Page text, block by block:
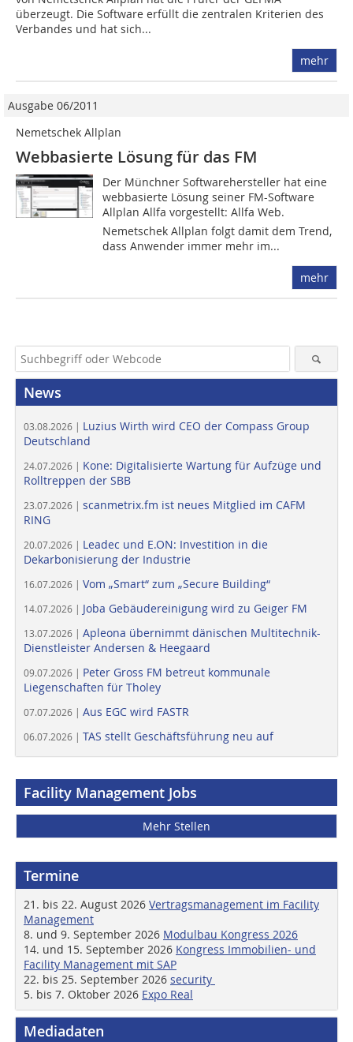
überzeugt. Die Software ­erfüllt die zentralen Kriterien des
Verbandes und hat sich...
mehr
Ausgabe 06/2011
Nemetschek Allplan
Webbasierte Lösung für das FM
Der Münchner Softwarehersteller hat ­eine
webbasierte Lösung seiner FM-Software
Allplan Allfa vorgestellt: Allfa Web.
Nemetschek Allplan folgt damit dem Trend,
dass Anwender immer mehr im...
mehr
News
03.08.2026 | Luzius Wirth wird CEO der Compass Group
Deutschland
24.07.2026 | Kone: Digitalisierte Wartung für Aufzüge und
Rolltreppen der SBB
23.07.2026 | scanmetrix.fm ist neues Mitglied im CAFM
RING
20.07.2026 | Leadec und E.ON: Investition in die
Dekarbonisierung der Industrie
16.07.2026 | Vom „Smart“ zum „Secure Building“
14.07.2026 | Joba Gebäudereinigung wird zu Geiger FM
13.07.2026 | Apleona übernimmt dänischen Multitechnik-
Dienstleister Andersen & Heegaard
09.07.2026 | Peter Gross FM betreut kommunale
Liegenschaften für Tholey
07.07.2026 | Aus EGC wird FASTR
06.07.2026 | TAS stellt Geschäftsführung neu auf
Facility Management Jobs
Mehr Stellen
Termine
21. bis 22. August 2026 Vertragsmanagement im Facility
Management
8. und 9. September 2026 Modulbau Kongress 2026
14. und 15. September 2026 Kongress Immobilien- und
Facility Management mit SAP
22. bis 25. September 2026 security
5. bis 7. Oktober 2026 Expo Real
Mediadaten